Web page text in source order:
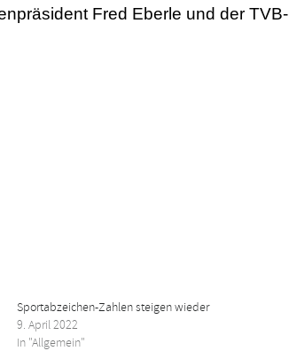
Fred Eberle und der TVB-
Sportabzeichen-Zahlen steigen wieder
9. April 2022
In "Allgemein"